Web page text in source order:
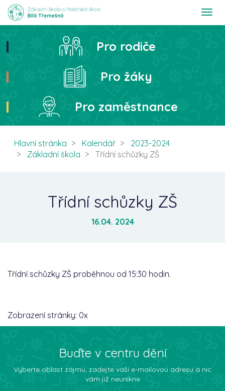
T
t
Hledat
Pro rodiče
Pro žáky
Pro zaměstnance
Hlavní stránka Kalendář
2023-2024
Základní škola
Třídní schůzky ZŠ
Třídní schůzky ZŠ
16.04. 2024
Třídní schůzky ZŠ proběhnou od 15:30 hodin.
Zobrazení stránky: 0x
Buďte v centru dění
Vyberte oblast zájmu, zadejte vaší e-mailovou adresu a nic
vám již neunikne